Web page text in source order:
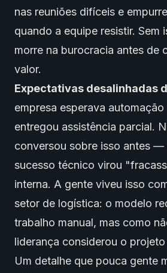
nas reuniões difíceis e
quando a equipe resistir. Sem
morre na burocracia antes de
valor.
Expectativas desalinhadas
empresa esperava
entregou assistência parcial.
conversou sobre isso antes —
sucesso técnico virou
interna. A gente viveu isso
setor de logística: o modelo
trabalho manual, mas como
liderança considerou o projeto
Um detalhe que pouca gente